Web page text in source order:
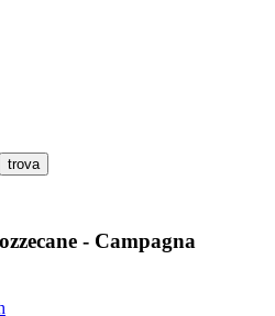
- Campagna